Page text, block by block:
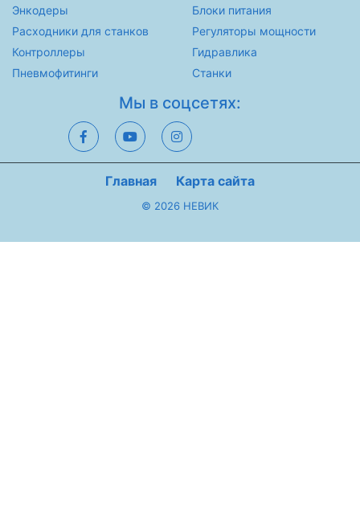
Энкодеры
Расходники для станков
Контроллеры
Пневмофитинги
Блоки питания
Регуляторы мощности
Гидравлика
Станки
Мы в соцсетях:
Главная Карта сайта
© 2026 НЕВИК